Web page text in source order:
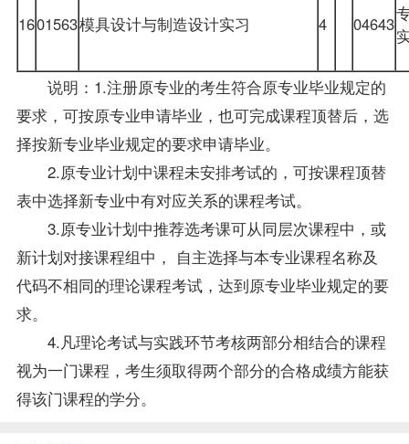
1601563模具设计与制造设计实习 4 04643
说明：1.注册原专业的考生符合原专业毕业规定的
要求，可按原专业申请毕业，也可完成课程顶替后，选
择按新专业毕业规定的要求申请毕业。
2.原专业计划中课程未安排考试的，可按课程顶替
表中选择新专业中有对应关系的课程考试。
3.原专业计划中推荐选考课可从同层次课程中，或
新计划对接课程组中， 自主选择与本专业课程名称及
代码不相同的理论课程考试，达到原专业毕业规定的要
求。
4.凡理论考试与实践环节考核两部分相结合的课程
视为一门课程，考生须取得两个部分的合格成绩方能获
得该门课程的学分。